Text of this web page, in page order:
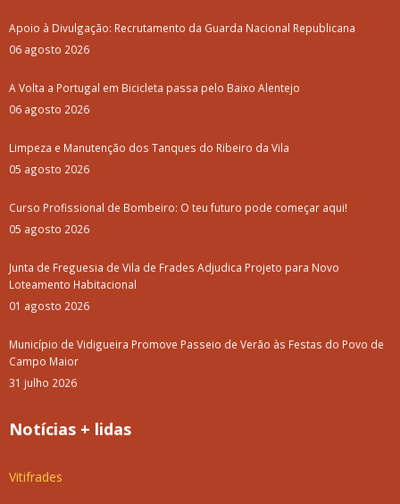
Apoio à Divulgação: Recrutamento da Guarda Nacional Republicana
06 agosto 2026
A Volta a Portugal em Bicicleta passa pelo Baixo Alentejo
06 agosto 2026
Limpeza e Manutenção dos Tanques do Ribeiro da Vila
05 agosto 2026
Curso Profissional de Bombeiro: O teu futuro pode começar aqui!
05 agosto 2026
Junta de Freguesia de Vila de Frades Adjudica Projeto para Novo
Loteamento Habitacional
01 agosto 2026
Município de Vidigueira Promove Passeio de Verão às Festas do Povo de
Campo Maior
31 julho 2026
Notícias + lidas
Vitifrades